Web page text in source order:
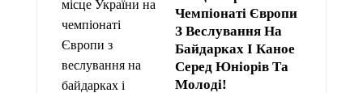
Чемпіонаті Європи
З Веслування На
Байдарках І Каное
Серед Юніорів Та
Молоді!